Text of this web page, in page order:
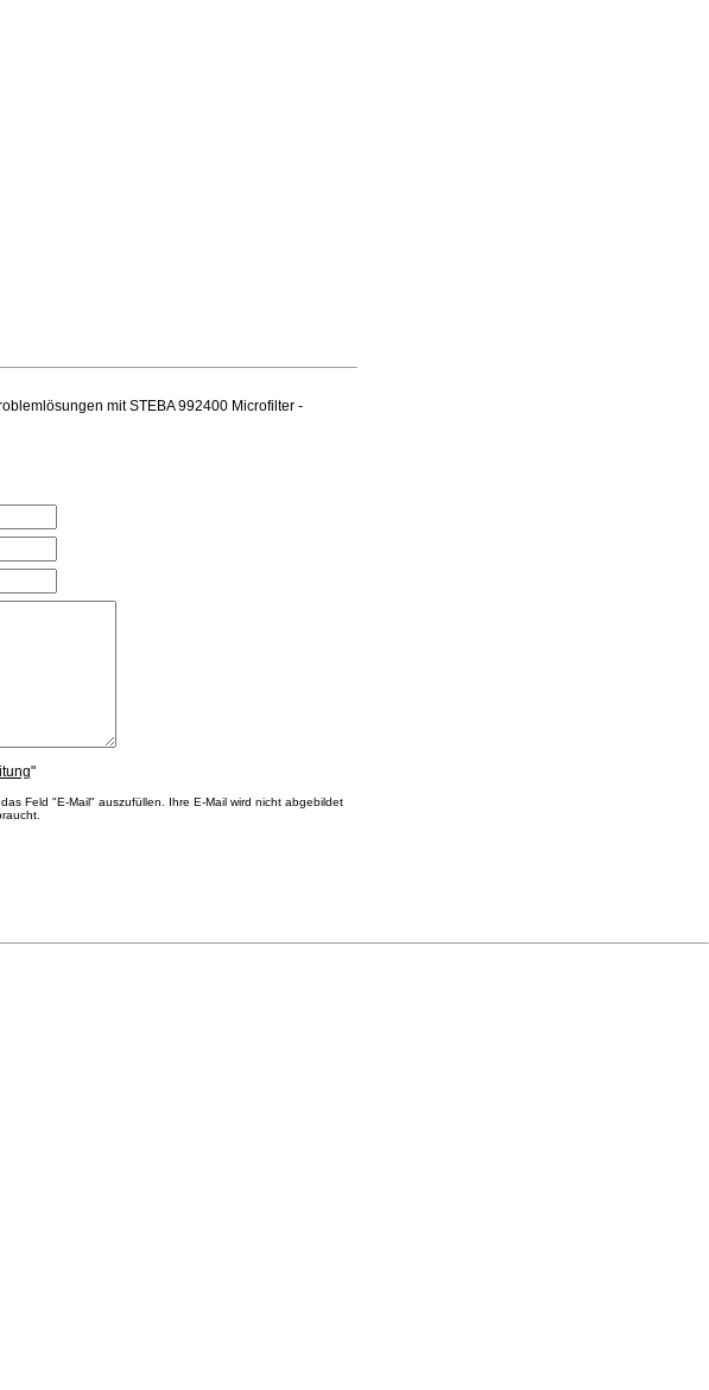
mit STEBA 992400 Microfilter -
"
Feld "E-Mail" auszufüllen. Ihre E-Mail wird nicht abgebildet